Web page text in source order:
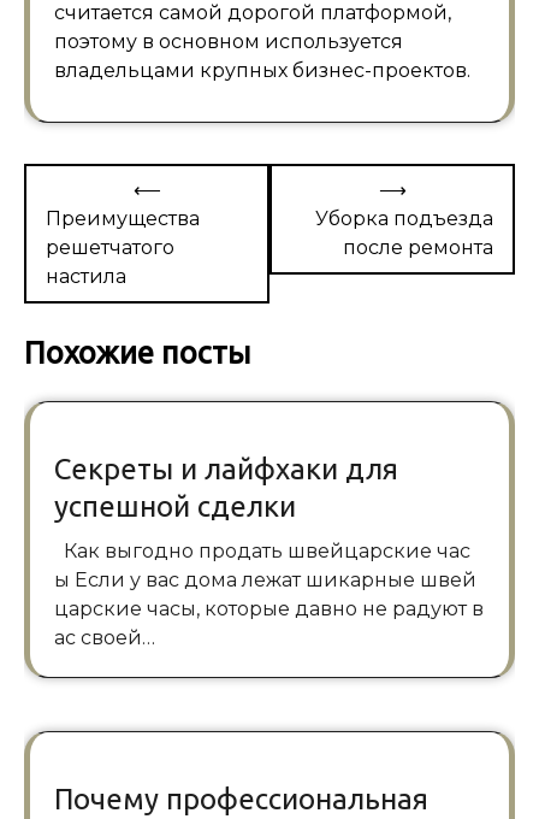
считается самой дорогой платформой,
поэтому в основном используется
владельцами крупных бизнес-проектов.
Навигация
по
записям
⟵
Преимущества
решетчатого
настила
Уборка подъезда
после ремонта
⟶
Похожие посты
Секреты и лайфхаки для
успешной сделки
Как выгодно продать швейцарские час
ы Если у вас дома лежат шикарные швей
царские часы, которые давно не радуют в
ас своей…
Почему профессиональная